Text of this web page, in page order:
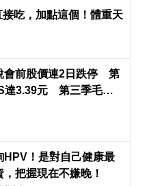
吃，加點這個！體重天
會前股價連2日跌停 第
達3.39元 第三季毛利
HPV！是對自己健康最
，把握現在不嫌晚！